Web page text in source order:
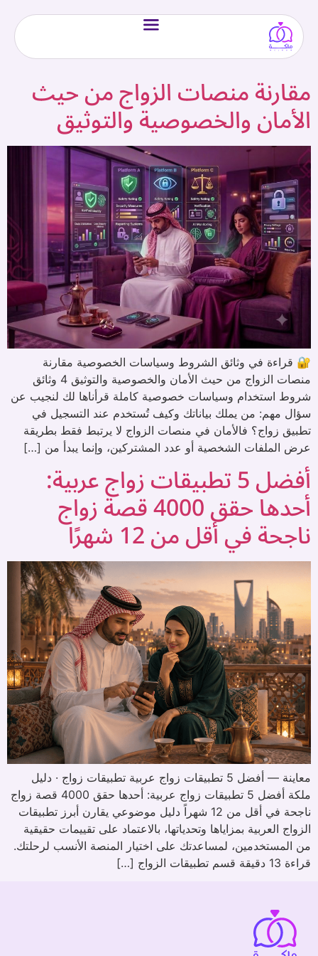
مقارنة منصات الزواج من حيث
الأمان والخصوصية والتوثيق
🔐 قراءة في وثائق الشروط وسياسات الخصوصية مقارنة
منصات الزواج من حيث الأمان والخصوصية والتوثيق 4 وثائق
شروط استخدام وسياسات خصوصية كاملة قرأناها لك لنجيب عن
سؤال مهم: من يملك بياناتك وكيف تُستخدم عند التسجيل في
تطبيق زواج؟ فالأمان في منصات الزواج لا يرتبط فقط بطريقة
عرض الملفات الشخصية أو عدد المشتركين، وإنما يبدأ من […]
أفضل 5 تطبيقات زواج عربية:
أحدها حقق 4000 قصة زواج
ناجحة في أقل من 12 شهرًا
معاينة — أفضل 5 تطبيقات زواج عربية تطبيقات زواج · دليل
ملكة أفضل 5 تطبيقات زواج عربية: أحدها حقق 4000 قصة زواج
ناجحة في أقل من 12 شهراً دليل موضوعي يقارن أبرز تطبيقات
الزواج العربية بمزاياها وتحدياتها، بالاعتماد على تقييمات حقيقية
من المستخدمين، لمساعدتك على اختيار المنصة الأنسب لرحلتك.
قراءة 13 دقيقة قسم تطبيقات الزواج […]